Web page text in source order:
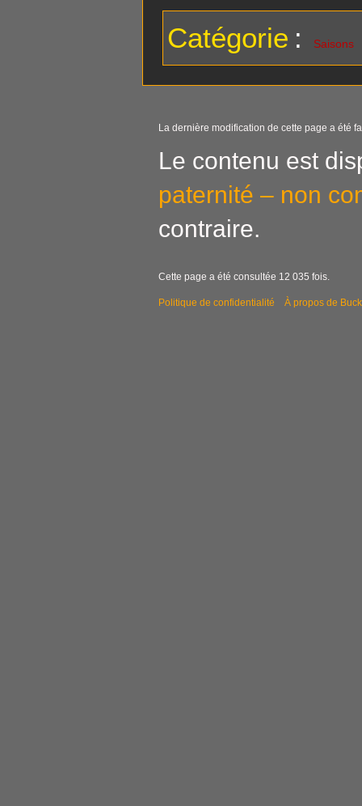
Catégorie : Saisons
La dernière modification de cette page a été
Le contenu est
paternité – non
contraire.
Cette page a été consultée 12 035 fois.
Politique de confidentialité À propos de